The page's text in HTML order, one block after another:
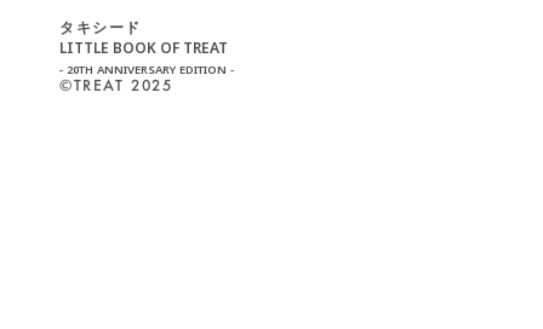
タキシード
LITTLE BOOK OF TREAT
- 20TH ANNIVERSARY EDITION -
©︎TREAT 2025